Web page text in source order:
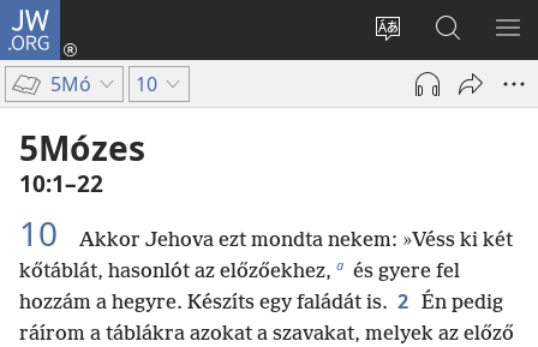
JW.ORG
Oldal
nyelvének
megváltoztatása
Bejelentkezés
(opens
window)
Keresés
a jw.org
honlapon
5Mó 10
5Mózes
10:1–22
10
Akkor Jehova ezt mondta nekem: »Véss ki két
kőtáblát, hasonlót az előzőekhez, a és gyere fel
hozzám a hegyre. Készíts egy faládát is. 2 Én pedig
ráírom a táblákra azokat a szavakat, melyek az előző